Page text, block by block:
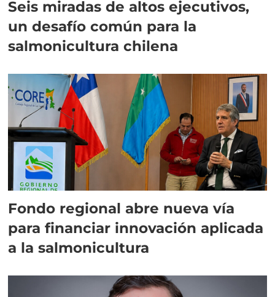
Seis miradas de altos ejecutivos,
un desafío común para la
salmonicultura chilena
Fondo regional abre nueva vía
para financiar innovación aplicada
a la salmonicultura